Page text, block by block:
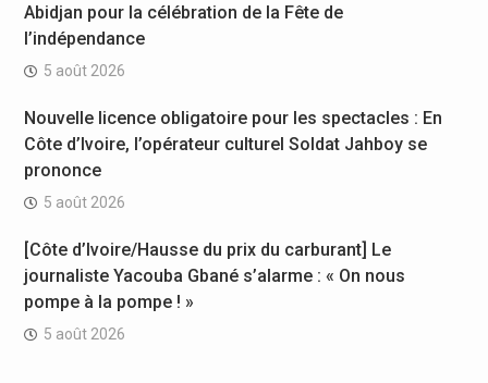
Abidjan pour la célébration de la Fête de
l’indépendance
5 août 2026
Nouvelle licence obligatoire pour les spectacles : En
Côte d’Ivoire, l’opérateur culturel Soldat Jahboy se
prononce
5 août 2026
[Côte d’Ivoire/Hausse du prix du carburant] Le
journaliste Yacouba Gbané s’alarme : « On nous
pompe à la pompe ! »
5 août 2026